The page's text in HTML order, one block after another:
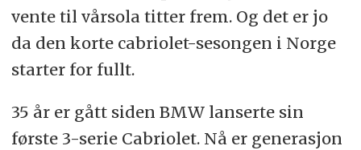
vente til vårsola titter frem. Og det er jo
da den korte cabriolet-sesongen i Norge
starter for fullt.
35 år er gått siden BMW lanserte sin
første 3-serie Cabriolet. Nå er generasjon